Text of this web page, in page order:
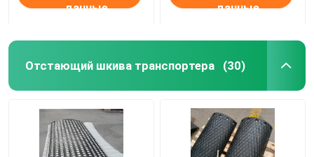
данные данные
Отстающий шкива транспортера (30)